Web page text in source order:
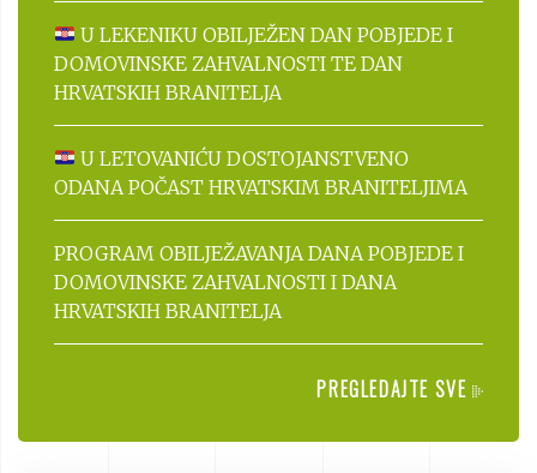
U LEKENIKU OBILJEŽEN DAN POBJEDE I
DOMOVINSKE ZAHVALNOSTI TE DAN
HRVATSKIH BRANITELJA
U LETOVANIĆU DOSTOJANSTVENO
ODANA POČAST HRVATSKIM BRANITELJIMA
PROGRAM OBILJEŽAVANJA DANA POBJEDE I
DOMOVINSKE ZAHVALNOSTI I DANA
HRVATSKIH BRANITELJA
PREGLEDAJTE SVE